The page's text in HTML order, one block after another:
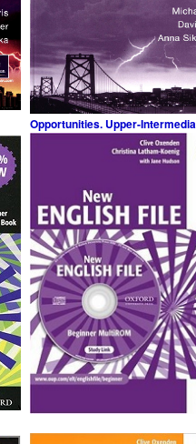
Opportunities. Upper-